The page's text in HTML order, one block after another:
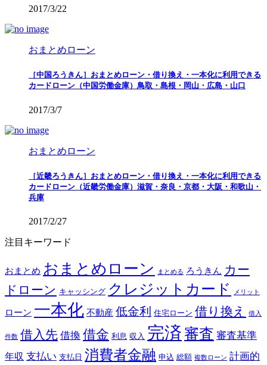
2017/3/22
おまとめローン
［中国ろうきん］おまとめローン・借り換え・一本化に利用できる
カードローン（中国労働金庫）鳥取・島根・岡山・広島・山口
2017/3/7
おまとめローン
［近畿ろうきん］おまとめローン・借り換え・一本化に利用できる
カードローン（近畿労働金庫）滋賀・奈良・京都・大阪・和歌山・
兵庫
2017/2/27
注目キーワード
おまとめ おまとめローン まとめる ろうきん カー
ドローン キャッシング クレジットカード メリット
ローン 一本化 不動産 低金利 住宅ローン 借り換え 借入
件数 借入先 借換 借金 利息 収入 完済 審査 審査基準
年収 支払い 支払日 消費者金融 申込 総額 複数ローン 計画的